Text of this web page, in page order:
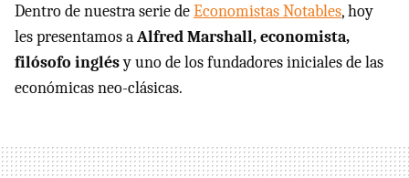
Dentro de nuestra serie deEconomistas Notables, hoy
les presentamos aAlfred Marshall, economista,
filósofo inglésy uno de los fundadores iniciales de las
económicas neo-clásicas.